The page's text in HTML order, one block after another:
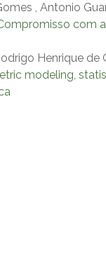
, Antonio
com
Henrique
modeling,